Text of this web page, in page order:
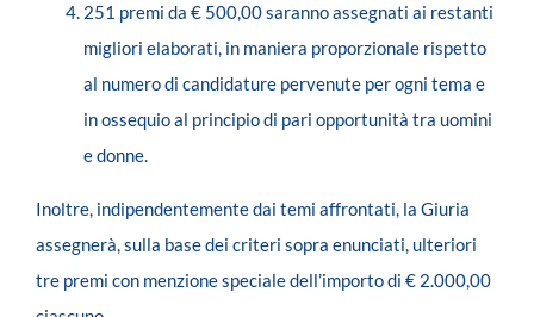
251 premi da € 500,00 saranno assegnati ai restanti
migliori elaborati, in maniera proporzionale rispetto
al numero di candidature pervenute per ogni tema e
in ossequio al principio di pari opportunità tra uomini
e donne.
Inoltre, indipendentemente dai temi affrontati, la Giuria
assegnerà, sulla base dei criteri sopra enunciati, ulteriori
tre premi con menzione speciale dell’importo di € 2.000,00